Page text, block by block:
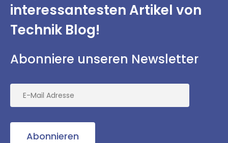
interessantestenArtikel von
Technik Blog!
Abonniere unseren Newsletter
Abonnieren